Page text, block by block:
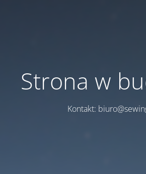
Strona w
Kontakt: